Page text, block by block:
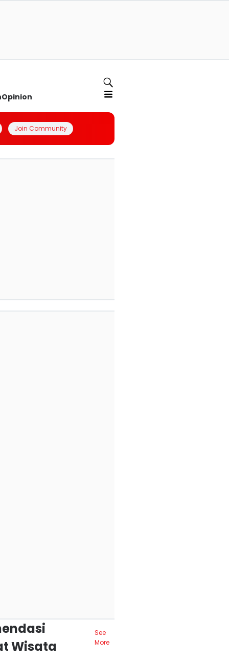
Opinion
Join Community
Wisata
See
More